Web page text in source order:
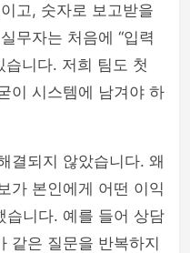
고, 숫자로 보고받을
무자는 처음에 “입력
습니다. 저희 팀도 첫
이 시스템에 남겨야 하
결되지 않았습니다. 왜
가 본인에게 어떤 이익
습니다. 예를 들어 상담
같은 질문을 반복하지